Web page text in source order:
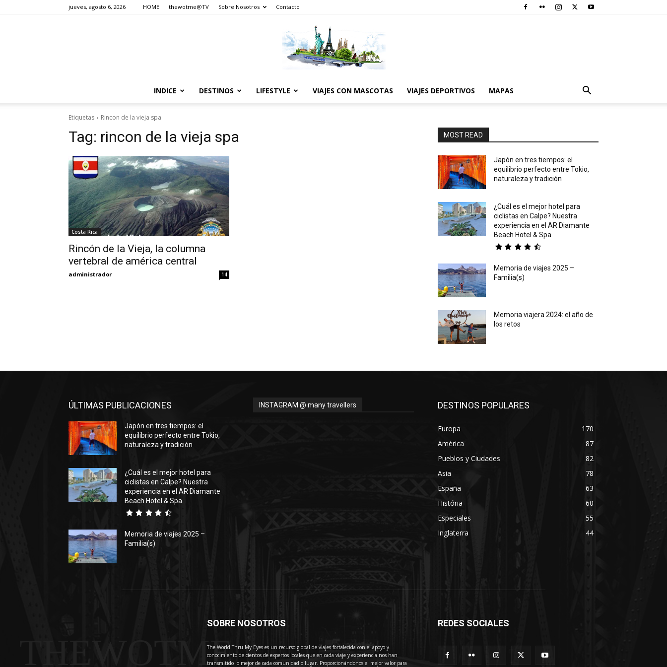
jueves, agosto 6, 2026 HOME thewotme@TV Sobre Nosotros Contacto
INDICE DESTINOS LIFESTYLE VIAJES CON MASCOTAS VIAJES DEPORTIVOS MAPAS
Etiquetas Rincon de la vieja spa
Tag: rincon de la vieja spa
Costa Rica
Rincón de la Vieja, la columna
vertebral de américa central
administrador 14
MOST READ
Japón en tres tiempos: el
equilibrio perfecto entre Tokio,
naturaleza y tradición
¿Cuál es el mejor hotel para
ciclistas en Calpe? Nuestra
experiencia en el AR Diamante
Beach Hotel & Spa
Memoria de viajes 2025 –
Familia(s)
Memoria viajera 2024: el año de
los retos
ÚLTIMAS PUBLICACIONES
Japón en tres tiempos: el
equilibrio perfecto entre Tokio,
naturaleza y tradición
¿Cuál es el mejor hotel para
ciclistas en Calpe? Nuestra
experiencia en el AR Diamante
Beach Hotel & Spa
Memoria de viajes 2025 –
Familia(s)
INSTAGRAM @ many travellers DESTINOS POPULARES
Europa
170
América
87
Pueblos y Ciudades
82
Asia
78
España
63
História
60
Especiales
55
Inglaterra
44
THEWOTME
SOBRE NOSOTROS
The World Thru My Eyes es un recurso global de viajes fortalecida con el apoyo y
conocimiento de cientos de expertos locales que en cada viaje y experiencia nos han
transmitido lo mejor de cada comunidad o lugar. Proporcionándonos el mejor valor para
REDES SOCIALES